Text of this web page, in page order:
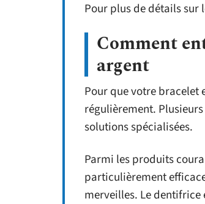
Pour plus de détails sur
Comment
argent
Pour que votre bracelet
régulièrement.
solutions spécialisées.
Parmi les produits
particulièrement
merveilles. Le dentifrice